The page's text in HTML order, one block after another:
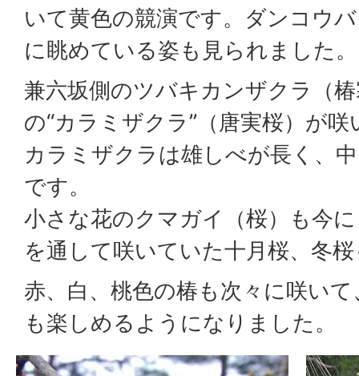
いて黄色の競演です。ダンコウ
に眺めている姿も見られました。
兼六坂側のツバキカンザクラ（
の“カラミザクラ”（唐実桜）が
カラミザクラは雄しべが長く、
です。
小さな花のクマガイ（桜）も今
を通して咲いていた十月桜、冬
赤、白、桃色の椿も次々に咲い
も楽しめるようになりました。